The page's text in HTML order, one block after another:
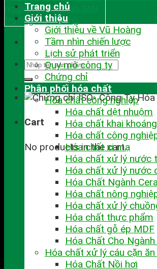
Cart
No products in the cart.
Trang chủ
Giới thiệu
Giới thiệu về Vũ Hoàng
Tầm nhìn chiến lược
Lịch sử phát triển
Quy mô công ty
Chứng chỉ
Phân phối hóa chất
Hóa chất công nghiệp
Hóa chất dệt nhuộm
Hóa chất khai khoáng
Hóa chất công
Hóa chất xi mạ
Hóa chất xử lý nước
Hóa chất xử lý nước
Hóa Chất Ngành
Hóa chất nông
Hóa chất xử lý
Hóa chất thực phẩm
Hóa chất gỗ ép MDF
Hóa Chất Cho
Hóa chất xử lý cáu cặn
Hóa Chất Nồi hơi